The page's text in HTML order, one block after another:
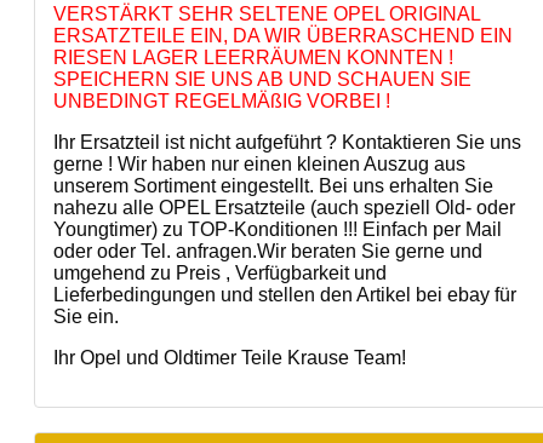
VERSTÄRKT SEHR SELTENE OPEL ORIGINAL
ERSATZTEILE EIN, DA WIR ÜBERRASCHEND EIN
RIESEN LAGER LEERRÄUMEN KONNTEN !
SPEICHERN SIE UNS AB UND SCHAUEN SIE
UNBEDINGT REGELMÄßIG VORBEI !
Ihr Ersatzteil ist nicht aufgeführt ? Kontaktieren Sie uns
gerne ! Wir haben nur einen kleinen Auszug aus
unserem Sortiment eingestellt. Bei uns erhalten Sie
nahezu alle OPEL Ersatzteile (auch speziell Old- oder
Youngtimer) zu TOP-Konditionen !!! Einfach per Mail
oder oder Tel. anfragen.Wir beraten Sie gerne und
umgehend zu Preis , Verfügbarkeit und
Lieferbedingungen und stellen den Artikel bei ebay für
Sie ein.
Ihr Opel und Oldtimer Teile Krause Team!